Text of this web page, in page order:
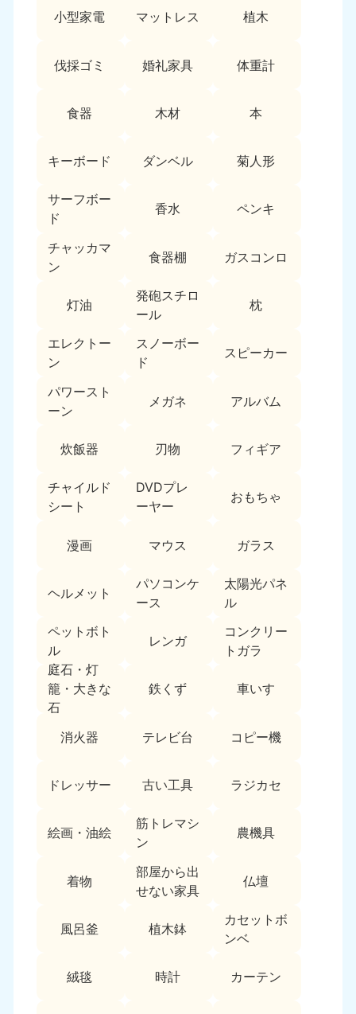
小型家電 マットレス 植木
伐採ゴミ 婚礼家具 体重計
食器 木材 本
キーボード ダンベル 菊人形
サーフボー
ド
香水 ペンキ
チャッカマ
ン
食器棚 ガスコンロ
灯油
発砲スチロ
ール
枕
エレクトー
ン
スノーボー
ド
スピーカー
パワースト
ーン
メガネ アルバム
炊飯器 刃物 フィギア
チャイルド
シート
DVDプレ
ーヤー
おもちゃ
漫画 マウス ガラス
ヘルメット
パソコンケ
ース
太陽光パネ
ル
ペットボト
ル
レンガ
コンクリー
トガラ
庭石・灯
籠・大きな
石
鉄くず 車いす
消火器 テレビ台 コピー機
ドレッサー 古い工具 ラジカセ
絵画・油絵
筋トレマシ
ン
農機具
着物
部屋から出
せない家具
仏壇
風呂釜 植木鉢
カセットボ
ンベ
絨毯 時計 カーテン
050-1881-5255
9:00〜19:00 年中無休
050-1881-5259
9:00〜19:00 年中無休
静岡県 長野県
050-1881-5258
9:00〜19:00 年中無休
050-1881-5261
9:00〜19:00 年中無休
富山県
050-1881-5262
山梨県
050-1881-5263
9:00〜19:00 年中無休
近畿
050-1881-5250
9:00〜19:00 年中無休 9:00〜19:00 年中無休
奈良県
050-1881-5249
三重県
050-1881-5254
滋賀県
9:00〜19:00 年中無休 9:00〜19:00 年中無休
050-1881-5248
中国
岡山県
050-1881-5146
9:00〜19:00 年中無休
山口県
050-1880-9900
9:00〜19:00 年中無休 9:00〜19:00 年中無休
島根県
050-1881-5145
四国
香川県
050-1880-9899
徳島県
050-1880-9898